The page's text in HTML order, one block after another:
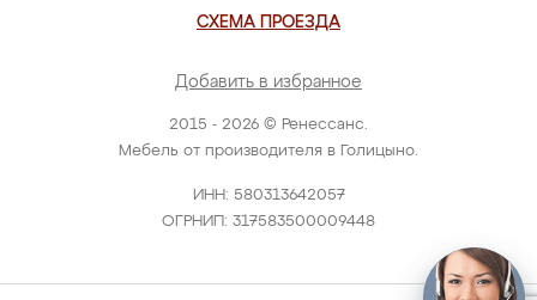
2015 - 2026 © Ренессанс.
Мебель от производителя в Голицыно.
ИНН: 580313642057
ОГРНИП: 317583500009448
СХЕМА ПРОЕЗДА
Добавить в избранное